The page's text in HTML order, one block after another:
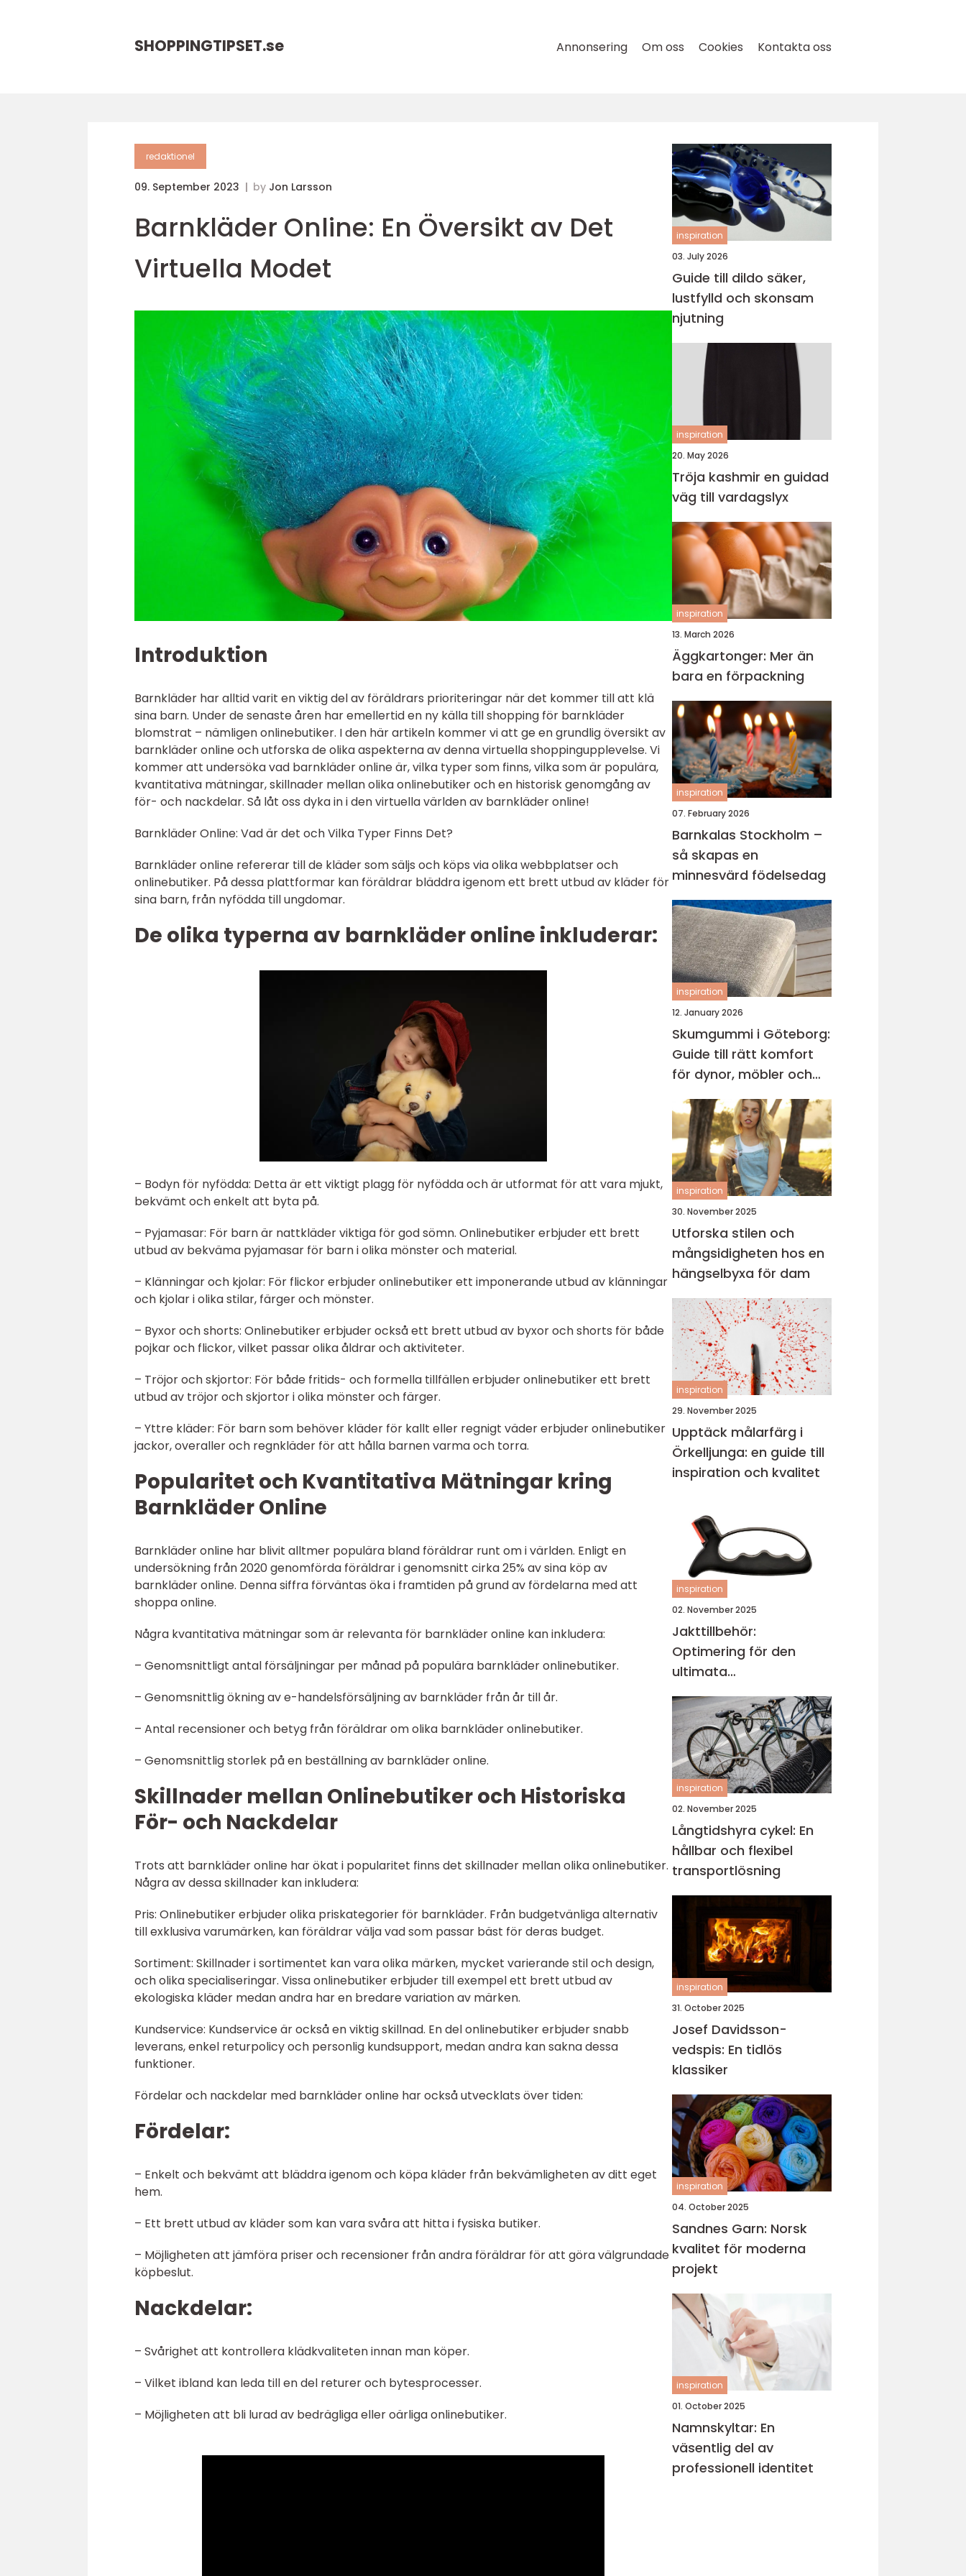
SHOPPINGTIPSET.se Annonsering Om oss Cookies Kontakta oss
redaktionel
09. September 2023 by Jon Larsson
Barnkläder Online: En Översikt av Det
Virtuella Modet
Introduktion
Barnkläder har alltid varit en viktig del av föräldrars prioriteringar när det kommer till att klä
sina barn. Under de senaste åren har emellertid en ny källa till shopping för barnkläder
blomstrat – nämligen onlinebutiker. I den här artikeln kommer vi att ge en grundlig översikt av
barnkläder online och utforska de olika aspekterna av denna virtuella shoppingupplevelse. Vi
kommer att undersöka vad barnkläder online är, vilka typer som finns, vilka som är populära,
kvantitativa mätningar, skillnader mellan olika onlinebutiker och en historisk genomgång av
för- och nackdelar. Så låt oss dyka in i den virtuella världen av barnkläder online!
Barnkläder Online: Vad är det och Vilka Typer Finns Det?
Barnkläder online refererar till de kläder som säljs och köps via olika webbplatser och
onlinebutiker. På dessa plattformar kan föräldrar bläddra igenom ett brett utbud av kläder för
sina barn, från nyfödda till ungdomar.
De olika typerna av barnkläder online inkluderar:
– Bodyn för nyfödda: Detta är ett viktigt plagg för nyfödda och är utformat för att vara mjukt,
bekvämt och enkelt att byta på.
– Pyjamasar: För barn är nattkläder viktiga för god sömn. Onlinebutiker erbjuder ett brett
utbud av bekväma pyjamasar för barn i olika mönster och material.
– Klänningar och kjolar: För flickor erbjuder onlinebutiker ett imponerande utbud av klänningar
och kjolar i olika stilar, färger och mönster.
– Byxor och shorts: Onlinebutiker erbjuder också ett brett utbud av byxor och shorts för både
pojkar och flickor, vilket passar olika åldrar och aktiviteter.
– Tröjor och skjortor: För både fritids- och formella tillfällen erbjuder onlinebutiker ett brett
utbud av tröjor och skjortor i olika mönster och färger.
– Yttre kläder: För barn som behöver kläder för kallt eller regnigt väder erbjuder onlinebutiker
jackor, overaller och regnkläder för att hålla barnen varma och torra.
Popularitet och Kvantitativa Mätningar kring
Barnkläder Online
Barnkläder online har blivit alltmer populära bland föräldrar runt om i världen. Enligt en
undersökning från 2020 genomförda föräldrar i genomsnitt cirka 25% av sina köp av
barnkläder online. Denna siffra förväntas öka i framtiden på grund av fördelarna med att
shoppa online.
Några kvantitativa mätningar som är relevanta för barnkläder online kan inkludera:
– Genomsnittligt antal försäljningar per månad på populära barnkläder onlinebutiker.
– Genomsnittlig ökning av e-handelsförsäljning av barnkläder från år till år.
– Antal recensioner och betyg från föräldrar om olika barnkläder onlinebutiker.
– Genomsnittlig storlek på en beställning av barnkläder online.
Skillnader mellan Onlinebutiker och Historiska
För- och Nackdelar
Trots att barnkläder online har ökat i popularitet finns det skillnader mellan olika onlinebutiker.
Några av dessa skillnader kan inkludera:
Pris: Onlinebutiker erbjuder olika priskategorier för barnkläder. Från budgetvänliga alternativ
till exklusiva varumärken, kan föräldrar välja vad som passar bäst för deras budget.
Sortiment: Skillnader i sortimentet kan vara olika märken, mycket varierande stil och design,
och olika specialiseringar. Vissa onlinebutiker erbjuder till exempel ett brett utbud av
ekologiska kläder medan andra har en bredare variation av märken.
Kundservice: Kundservice är också en viktig skillnad. En del onlinebutiker erbjuder snabb
leverans, enkel returpolicy och personlig kundsupport, medan andra kan sakna dessa
funktioner.
Fördelar och nackdelar med barnkläder online har också utvecklats över tiden:
Fördelar:
– Enkelt och bekvämt att bläddra igenom och köpa kläder från bekvämligheten av ditt eget
hem.
– Ett brett utbud av kläder som kan vara svåra att hitta i fysiska butiker.
– Möjligheten att jämföra priser och recensioner från andra föräldrar för att göra välgrundade
köpbeslut.
Nackdelar:
– Svårighet att kontrollera klädkvaliteten innan man köper.
– Vilket ibland kan leda till en del returer och bytesprocesser.
– Möjligheten att bli lurad av bedrägliga eller oärliga onlinebutiker.
inspiration
03. July 2026
Guide till dildo säker,
lustfylld och skonsam
njutning
inspiration
20. May 2026
Tröja kashmir en guidad
väg till vardagslyx
inspiration
13. March 2026
Äggkartonger: Mer än
bara en förpackning
inspiration
07. February 2026
Barnkalas Stockholm –
så skapas en
minnesvärd födelsedag
inspiration
12. January 2026
Skumgummi i Göteborg:
Guide till rätt komfort
för dynor, möbler och
båtliv
inspiration
30. November 2025
Utforska stilen och
mångsidigheten hos en
hängselbyxa för dam
inspiration
29. November 2025
Upptäck målarfärg i
Örkelljunga: en guide till
inspiration och kvalitet
inspiration
02. November 2025
Jakttillbehör:
Optimering för den
ultimata
jaktupplevelsen
inspiration
02. November 2025
Långtidshyra cykel: En
hållbar och flexibel
transportlösning
inspiration
31. October 2025
Josef Davidsson-
vedspis: En tidlös
klassiker
inspiration
04. October 2025
Sandnes Garn: Norsk
kvalitet för moderna
projekt
inspiration
01. October 2025
Namnskyltar: En
väsentlig del av
professionell identitet